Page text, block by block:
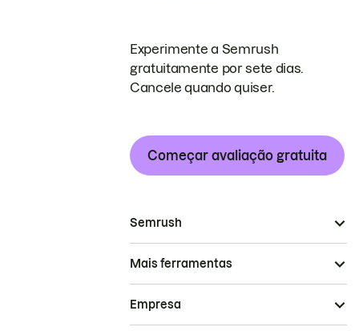
Experimente a Semrush
gratuitamente por sete dias.
Cancele quando quiser.
Começar avaliação gratuita
Semrush
Mais ferramentas
Empresa